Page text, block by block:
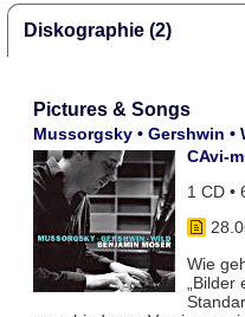
Diskographie (2)
Pictures & Songs
Mussorgsky • Gershwin •
CAvi-
1 CD •
Wie